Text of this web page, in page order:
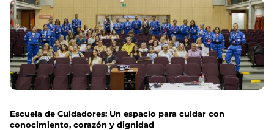
Escuela de Cuidadores: Un espacio para cuidar con
conocimiento, corazón y dignidad